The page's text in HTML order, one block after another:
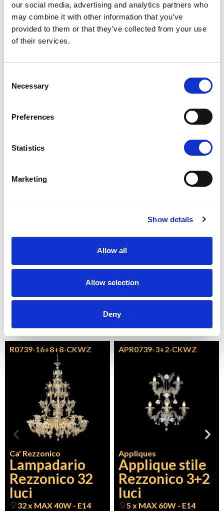
our social media, advertising and analytics partners who
may combine it with other information that you’ve
provided to them or that they’ve collected from your use
of their services.
Selection
Necessary
Preferences
Statistics
Marketing
Show details
Allow all
Allow selection
Deny
personalizzabile nel colore e finitura che preferisci
Esplora color chart
Modellidella collezione
Tutti i nostri lampadari sono disponibili in diverse varianti e
pienamente personalizzabili.
Ca' Rezzonico
Lampadario
Rezzonico 32
luci
R0739-16+8+8-CKWZ
32 x MAX 40W - E14
Appliques
Applique stile
Rezzonico 3+2
luci
APR0739-3+2-CKWZ
5 x MAX 60W - E14